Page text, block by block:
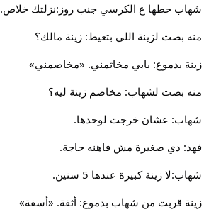
شهاب حطها ع الكرسي جنب روز:نزلتك خلاص.
منه بصت لزينة اللي بتعيط: زينة مالك؟
زينة بدموع: بابي مخاثمني. «مخاصمني»
منه بصت لشهاب: مخاصم زينة ليه؟
شهاب: عشان خرجت لوحدها.
فهد: دي صغيرة مش فاهنه حاجة.
شهاب:لا زينة كبيرة عندها 5 سنين.
زينة قربت من شهاب بدموع: أثفة. «أسفة»